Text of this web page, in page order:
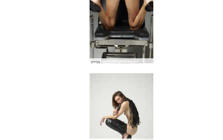
Anna L lääketieteellinen fetissi #16